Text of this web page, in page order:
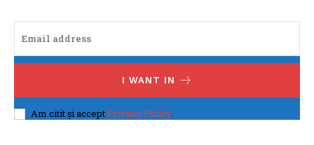
I WANT IN
Am citit și acceptPrivacy Policy.